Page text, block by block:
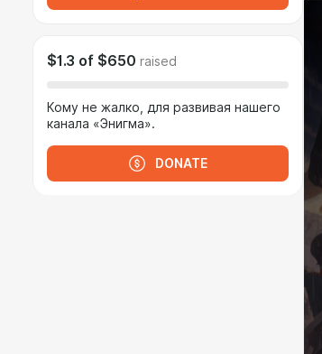
$1.3 of $650 raised
Кому не жалко, для развивая нашего
канала «Энигма».
DONATE